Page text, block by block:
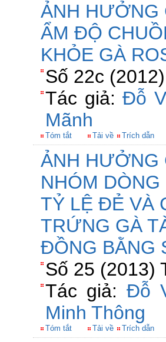
ẢNH HƯỞNG
ẨM ĐỘ
KHỎE GÀ
Số 22c
Tác giả:Đỗ
Mãnh
Tóm tắt Tải về Trích dẫn
ẢNH HƯỞNG
NHÓM
TỶ LỆ ĐẺ VÀ
TRỨNG GÀ
ĐỒNG BẰNG
Số 25 (2013)
Tác giả: Đỗ
Minh Thông
Tóm tắt Tải về Trích dẫn